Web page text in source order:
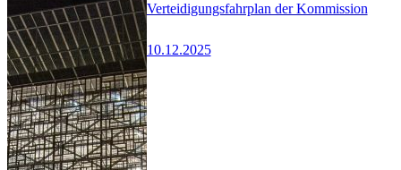
Verteidigungsfahrplan der Kommission
10.12.2025